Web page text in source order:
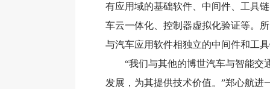
有应用域的基础软件、中间件、工具
车云一体化、控制器虚拟化验证等。
与汽车应用软件相独立的中间件和工
“我们与其他的博世汽车与智能交
发展，为其提供技术价值。”郑心航进